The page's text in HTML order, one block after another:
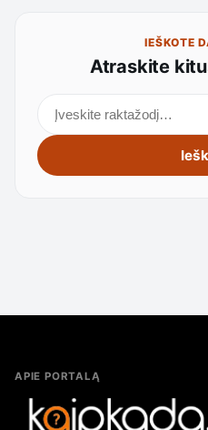
IEŠKOTE
Atraskite
APIE PORTALĄ